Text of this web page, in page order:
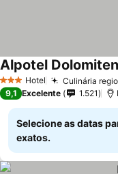
3 EstrelasHotel Culinária
Alpotel Dolomiten
9,1 Excelente 1.521
Selecione as datas
exatos.